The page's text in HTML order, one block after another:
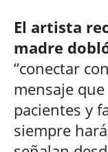
El artista
madre
“conectar
mensaje
pacientes y
siempre